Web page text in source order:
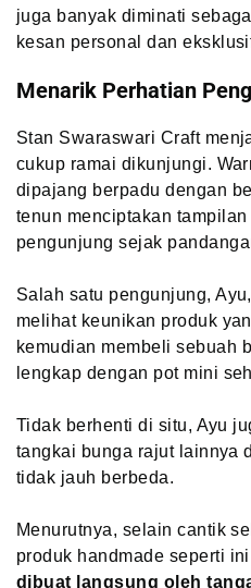
juga banyak diminati
kesan personal dan
Menarik Perhatian
Stan Swaraswari Craft
cukup ramai dikunjungi.
dipajang berpadu dengan
tenun menciptakan
pengunjung sejak
Salah satu pengunjung,
melihat keunikan produk
kemudian membeli sebuah
lengkap dengan pot mini
Tidak berhenti di situ, Ayu
tangkai bunga rajut lainnya
tidak jauh berbeda.
Menurutnya, selain cantik
produk handmade seperti
dibuat langsung oleh